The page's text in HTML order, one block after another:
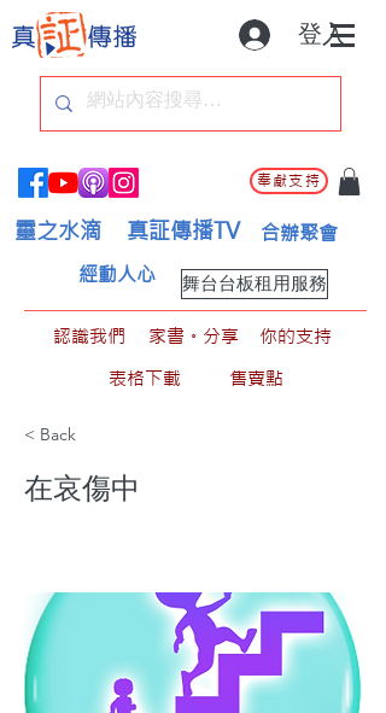
登入
奉獻支持
靈之水滴 真証傳播TV 合辦聚會
舞台台板租用服務
經動人心
認識我們 家書。分享
你的支持
表格下載
售賣點
< Back
在哀傷中